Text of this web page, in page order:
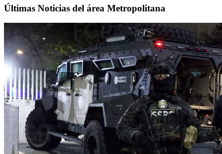
Últimas Noticias del área Metropolitana